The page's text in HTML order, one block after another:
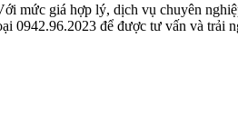
mức giá hợp lý, dịch vụ chuyên
0942.96.2023 để được tư vấn và trải